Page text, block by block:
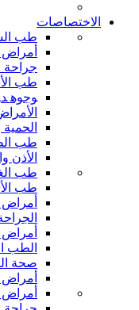
الاختصاصات
طب
أمراض
جراحة
طب
ﻮﺟﻮﻫ
طب
الأذن
طب
طب
أمراض
أمراض
الطب
صحة
أمراض